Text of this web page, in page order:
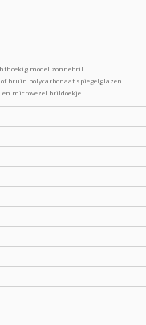
model zonnebril.
bruin polycarbonaat spiegelglazen.
microvezel brildoekje.